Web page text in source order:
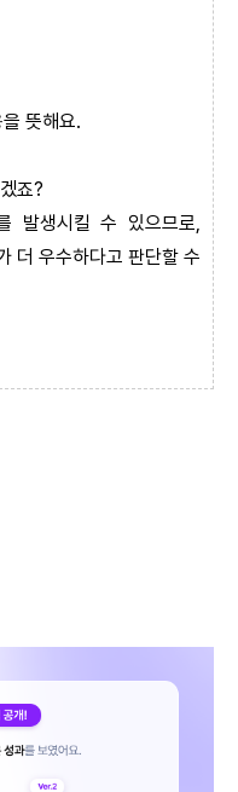
뜻해요.
죠?
발생시킬 수 있으므로,
더 우수하다고 판단할 수